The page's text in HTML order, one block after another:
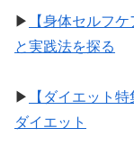
▶︎
【身体セルフ
と実践法を探る
▶︎
【ダイエット
ダイエット